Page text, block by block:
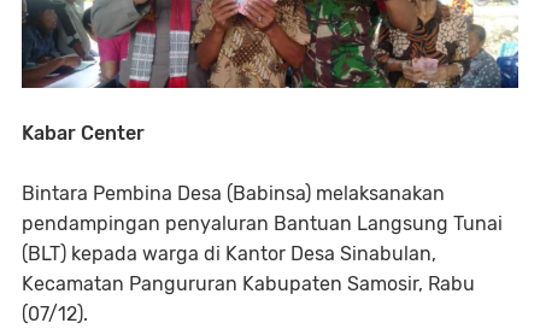
Kabar Center
Bintara Pembina Desa (Babinsa) melaksanakan
pendampingan penyaluran Bantuan Langsung Tunai
(BLT) kepada warga di Kantor Desa Sinabulan,
Kecamatan Pangururan Kabupaten Samosir, Rabu
(07/12).